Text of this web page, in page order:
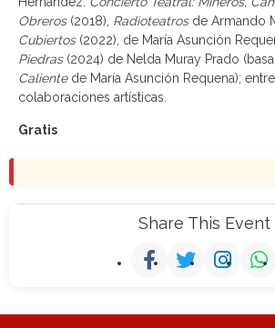
Obreros (2018), Radioteatros de Armando
Cubiertos(2022), de María Asunción
Piedras(2024) de Nelda Muray Prado
Calientede María Asunción Requena);
colaboraciones artísticas.
Gratis
Share This Event